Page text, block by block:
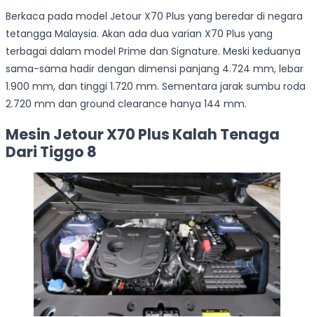
Berkaca pada model Jetour X70 Plus yang beredar di negara
tetangga Malaysia. Akan ada dua varian X70 Plus yang
terbagai dalam model Prime dan Signature. Meski keduanya
sama-sama hadir dengan dimensi panjang 4.724 mm, lebar
1.900 mm, dan tinggi 1.720 mm. Sementara jarak sumbu roda
2.720 mm dan ground clearance hanya 144 mm.
Mesin Jetour X70 Plus Kalah Tenaga
Dari Tiggo 8